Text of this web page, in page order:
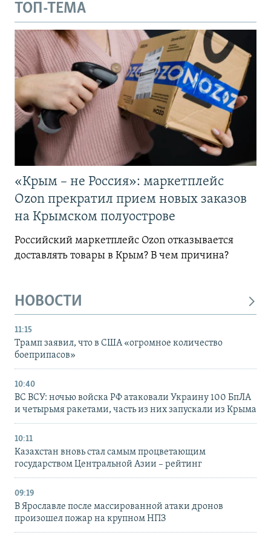
ТОП-ТЕМА
«Крым – не Россия»: маркетплейс
Ozon прекратил прием новых заказов
на Крымском полуострове
Российский маркетплейс Ozon отказывается
доставлять товары в Крым? В чем причина?
НОВОСТИ
11:15
Трамп заявил, что в США «огромное количество
боеприпасов»
10:40
ВС ВСУ: ночью войска РФ атаковали Украину 100 БпЛА
и четырьмя ракетами, часть из них запускали из Крыма
10:11
Казахстан вновь стал самым процветающим
государством Центральной Азии – рейтинг
09:19
В Ярославле после массированной атаки дронов
произошел пожар на крупном НПЗ